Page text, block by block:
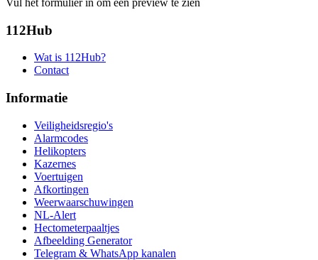
Vul het formulier in om een preview te zien
112Hub
Wat is 112Hub?
Contact
Informatie
Veiligheidsregio's
Alarmcodes
Helikopters
Kazernes
Voertuigen
Afkortingen
Weerwaarschuwingen
NL-Alert
Hectometerpaaltjes
Afbeelding Generator
Telegram & WhatsApp kanalen